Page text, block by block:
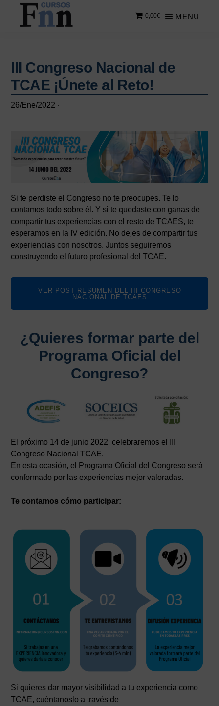
Saltar
contenido
Saltar
principal
online
MENU
0,00€
III Congreso Nacional de
TCAE ¡Únete al Reto!
26/Ene/2022 ·
Si te perdiste el Congreso no te preocupes. Te lo
contamos todo sobre él. Y si te quedaste con ganas de
compartir tus experiencias con el resto de TCAES, te
esperamos en la IV edición. No dejes de compartir tus
experiencias con nosotros. Juntos seguiremos
construyendo el futuro profesional del TCAE.
VER POST RESUMEN DEL III CONGRESO
NACIONAL DE TCAES
¿Quieres formar parte del
Programa Oficial del
Congreso?
El próximo 14 de junio 2022, celebraremos el III
Congreso Nacional TCAE.
En esta ocasión, el Programa Oficial del Congreso será
conformado por las experiencias mejor valoradas.
Te contamos cómo participar:
Si quieres dar mayor visibilidad a tu experiencia como
TCAE, cuéntanoslo a través de